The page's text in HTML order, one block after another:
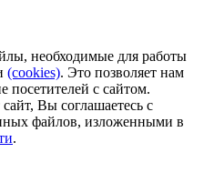
необходимые для работы
(сookies). Это позволяет нам
посетителей с сайтом.
Вы соглашаетесь с
файлов, изложенными в
.